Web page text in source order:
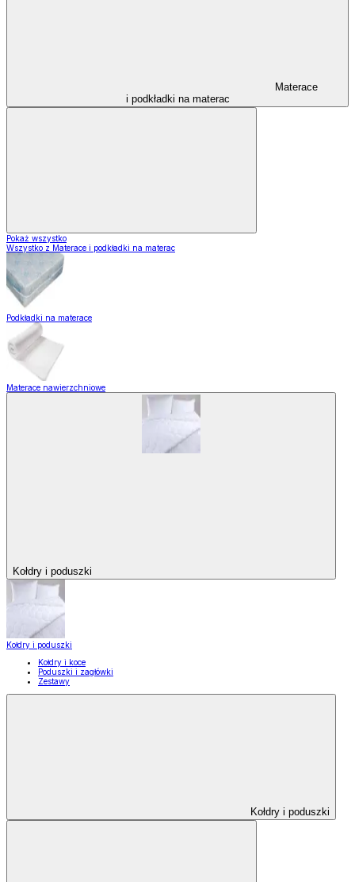
Materace
i podkładki na materac
Pokaż wszystko
Wszystko z Materace i podkładki na materac
Podkładki na materace
Materace nawierzchniowe
Kołdry i poduszki
Kołdry i poduszki
Kołdry i koce
Poduszki i zagłówki
Zestawy
Kołdry i poduszki